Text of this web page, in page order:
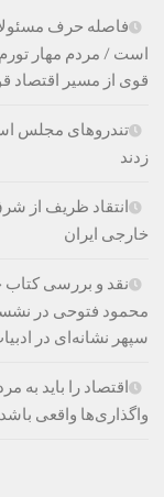
فاصله حرف
است / مردم مهار
قوی از مسیر اقتصاد
تندروهای مجلس
زدند
انتقاد ظریف از
خارجی ایران
نقد و بررسی کتاب
محمود فتوحی در
سپهر نشانه‌ای در
اقتصاد را باید به
واگذاری‌ها واقعی